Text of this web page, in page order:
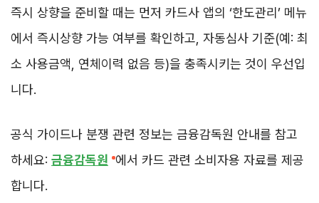
즉시 상향을 준비할 때는 먼저 카드사 앱의 ‘한도관리’ 메뉴
에서 즉시상향 가능 여부를 확인하고, 자동심사 기준(예: 최
소 사용금액, 연체이력 없음 등)을 충족시키는 것이 우선입
니다.
공식 가이드나 분쟁 관련 정보는 금융감독원 안내를 참고
하세요: 금융감독원 에서 카드 관련 소비자용 자료를 제공
합니다.